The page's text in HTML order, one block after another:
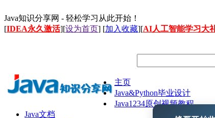
Java知识分享网 - 轻松学习从此开始！
[IDEA永久激活][设为首页] [加入收藏][AI人工智能学习大
主页
Java&Python毕业设计
Java1234原创视频教程
Java文档